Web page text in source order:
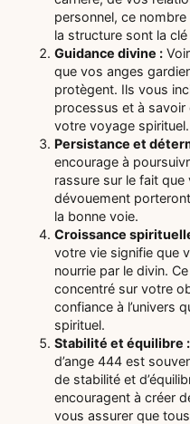
personnel, ce
la structure sont la
Guidance divine :
que vos anges
protègent. Ils vous
processus et à
votre voyage spirituel.
Persistance et
encourage à
rassure sur le fait
dévouement
la bonne voie.
Croissance
votre vie signifie que
nourrie par le divin.
concentré sur votre
confiance à l’univers
spirituel.
Stabilité et équilibre :
d’ange 444 est
de stabilité et
encouragent à créer
vous assurer que